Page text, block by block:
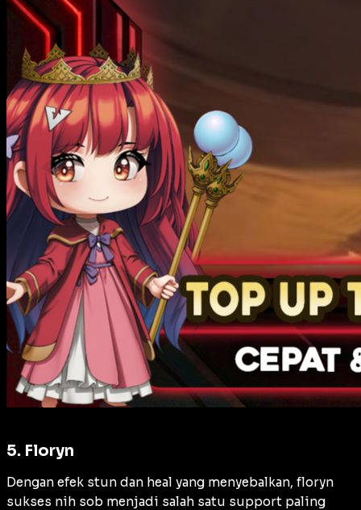
5. Floryn
Dengan efek stun dan heal yang menyebalkan, floryn
sukses nih sob menjadi salah satu support paling